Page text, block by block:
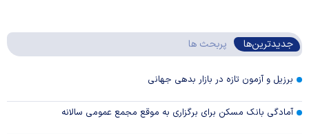
جدیدترین‌ها پربحث ها
برزیل و آزمون تازه در بازار بدهی جهانی
آمادگی بانک مسکن برای برگزاری به موقع مجمع عمومی سالانه